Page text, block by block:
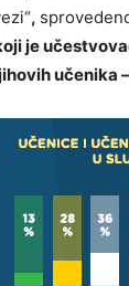
,
je
učenika